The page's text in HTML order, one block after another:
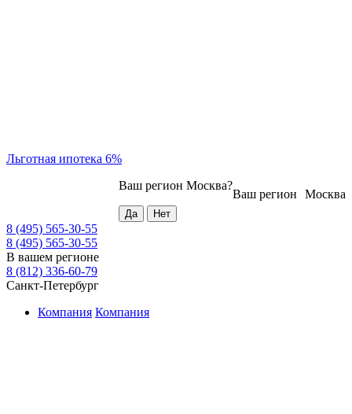
Льготная ипотека 6%
Москва
Ваш регион
Ваш регион Москва?
8 (495) 565-30-55
8 (495) 565-30-55
В вашем регионе
8 (812) 336-60-79
Санкт-Петербург
Компания Компания